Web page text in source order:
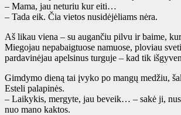
– Mama, jau neturiu kur eiti…
– Tada eik. Čia vietos nusidėjėliams nėra.
Aš likau viena – su augančiu pilvu ir baime,
Miegojau nepabaigtuose namuose, ploviau
pardavinėjau apelsinus turguje – kad tik
Gimdymo dieną tai įvyko po mangų medžiu,
Esteli palapinės.
– Laikykis, mergyte, jau beveik… – sakė ji,
nuo mano kaktos.